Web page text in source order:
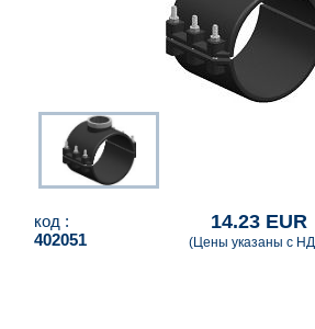
код :
402051
14.23 EUR
(Цены указаны с